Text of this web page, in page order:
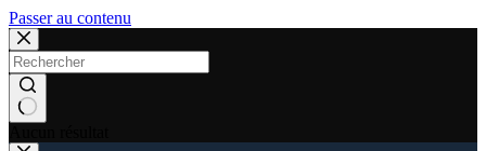
Passer au contenu